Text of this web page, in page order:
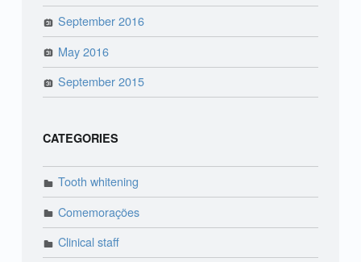
September 2016
May 2016
September 2015
CATEGORIES
Tooth whitening
Comemorações
Clinical staff